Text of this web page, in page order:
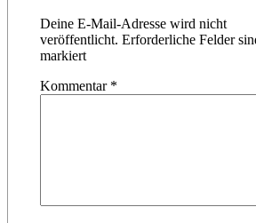
Deine E-Mail-Adresse wird nicht
veröffentlicht. Erforderliche Felder
markiert
Kommentar *